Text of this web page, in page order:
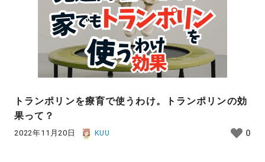
トランポリンを療育で使うわけ。トランポリンの効
果って？
2022年11月20日 KUU 0